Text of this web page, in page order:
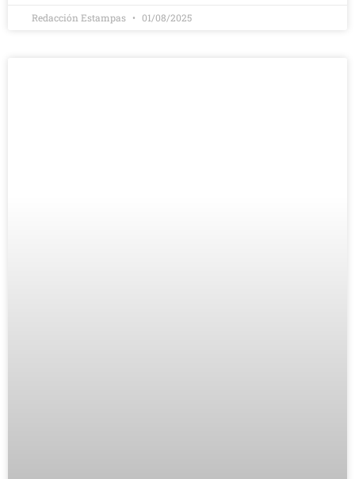
Redacción Estampas 01/08/2025